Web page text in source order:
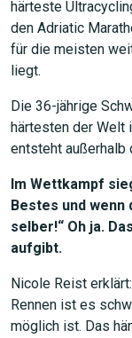
härteste
den Adriatic
für die meisten
liegt.
Die 36-jährige
härtesten der Welt
entsteht außerhalb
Im Wettkampf
Bestes und
selber!“ Oh ja.
aufgibt.
Nicole Reist
Rennen ist es
möglich ist. Das